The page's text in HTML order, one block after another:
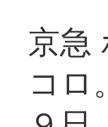
京急
コロ